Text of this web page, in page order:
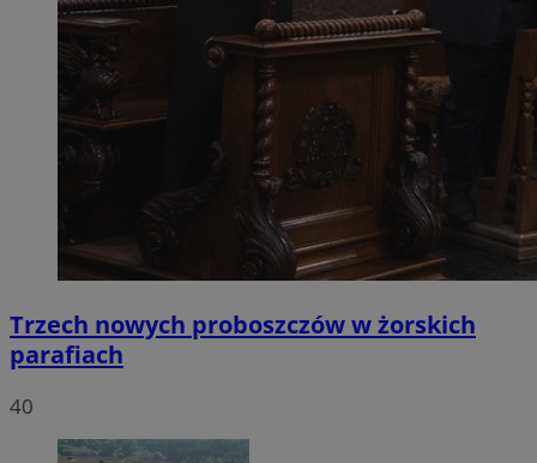
Trzech nowych proboszczów w żorskich
parafiach
40